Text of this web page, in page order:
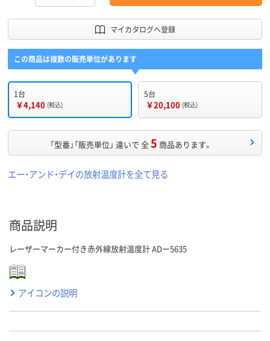
マイカタログへ登録
この商品は複数の販売単位があります
1台
￥4,140 (税込)
5台
￥20,100 (税込)
「型番」「販売単位」 違いで 全5 商品あります。
エー・アンド・デイの放射温度計を全て見る
商品説明
レーザーマーカー付き赤外線放射温度計 ADー5635
アイコンの説明